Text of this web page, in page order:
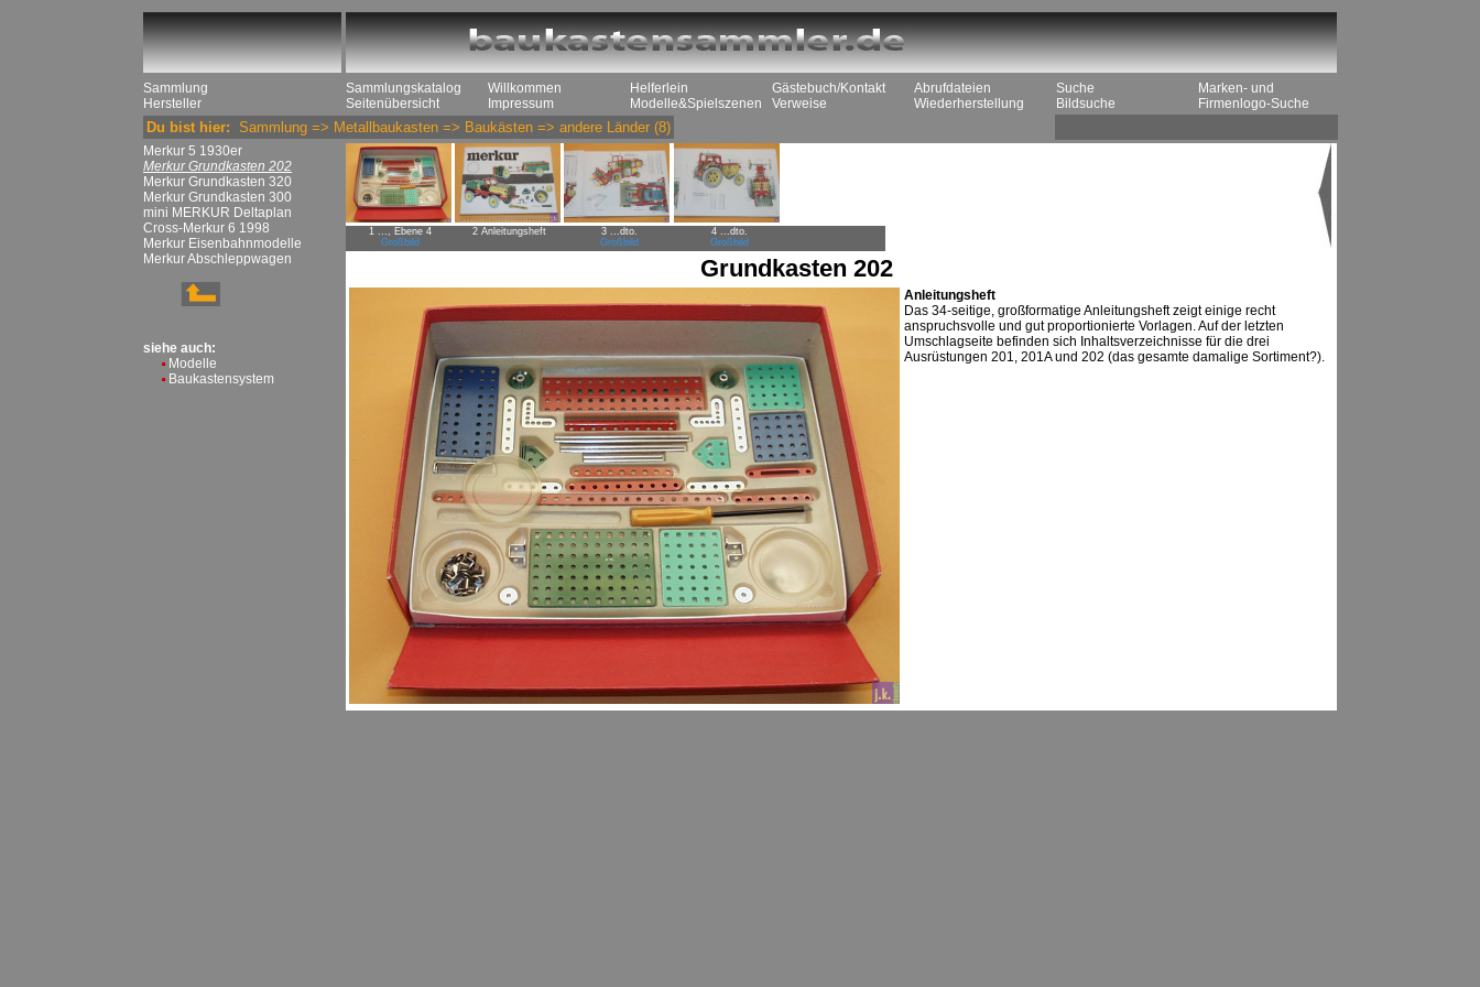
Sammlung
Hersteller
Sammlungskatalog
Seitenübersicht
Willkommen
Impressum
Helferlein
Modelle&Spielszenen
Gästebuch/Kontakt
Verweise
Abrufdateien
Wiederherstellung
Suche
Bildsuche
Marken- und
Firmenlogo-Suche
Du bist hier: Sammlung => Metallbaukasten => Baukästen => andere Länder (8)
Merkur 5 1930er
Merkur Grundkasten 202
Merkur Grundkasten 320
Merkur Grundkasten 300
mini MERKUR Deltaplan
Cross-Merkur 6 1998
Merkur Eisenbahnmodelle
Merkur Abschleppwagen
siehe auch:
Modelle
Baukastensystem
1 ..., Ebene 4
Großbild
2 Anleitungsheft
3 ...dto.
Großbild
4 ...dto.
Großbild
Grundkasten 202
Anleitungsheft
Das 34-seitige, großformatige Anleitungsheft zeigt einige recht
anspruchsvolle und gut proportionierte Vorlagen. Auf der letzten
Umschlagseite befinden sich Inhaltsverzeichnisse für die drei
Ausrüstungen 201, 201A und 202 (das gesamte damalige Sortiment?).